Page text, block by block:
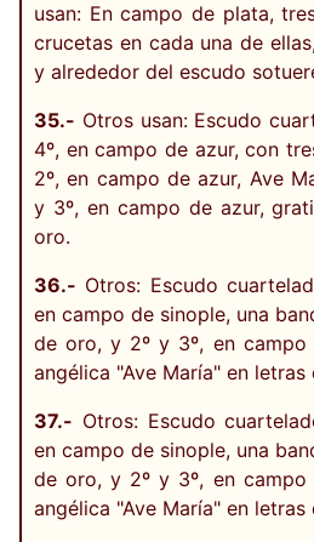
usan: En campo de plata,
crucetas en cada una de
y alrededor del escudo
35.- Otros usan: Escudo
4º, en campo de azur, con
2º, en campo de azur, Ave
y 3º, en campo de azur,
oro.
36.- Otros: Escudo
en campo de sinople, una
de oro, y 2º y 3º, en
angélica "Ave María" en letras
37.- Otros: Escudo
en campo de sinople, una
de oro, y 2º y 3º, en
angélica "Ave María" en letras